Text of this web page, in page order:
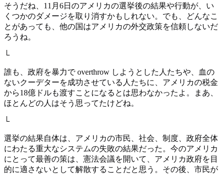
そうだね、11月6日のアメリカの選挙後の結果や行動が、い
くつかのダメージを取り消すかもしれない。でも、どんなこ
とがあっても、他の国はアメリカの外交政策を信頼しないだ
ろうね。
└
誰も、政府を暴力で overthrow しようとした人たちや、血の
ないクーデターを成功させている人たちに、アメリカの税金
から18億ドルも渡すことになるとは思わなかったよ。まあ、
ほとんどの人はそう思ってたけどね。
└
選挙の結果自体は、アメリカの市民、社会、制度、政府全体
にわたる重大なシステムの失敗の結果だった。今のアメリカ
にとって最善の策は、憲法会議を開いて、アメリカ政府を目
的に適さないとして解散することだと思う。その後、市民が